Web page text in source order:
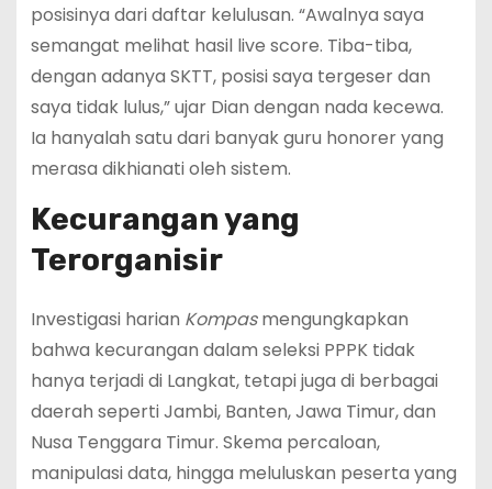
posisinya dari daftar kelulusan. “Awalnya saya
semangat melihat hasil live score. Tiba-tiba,
dengan adanya SKTT, posisi saya tergeser dan
saya tidak lulus,” ujar Dian dengan nada kecewa.
Ia hanyalah satu dari banyak guru honorer yang
merasa dikhianati oleh sistem.
Kecurangan yang
Terorganisir
Investigasi harian Kompasmengungkapkan
bahwa kecurangan dalam seleksi PPPK tidak
hanya terjadi di Langkat, tetapi juga di berbagai
daerah seperti Jambi, Banten, Jawa Timur, dan
Nusa Tenggara Timur. Skema percaloan,
manipulasi data, hingga meluluskan peserta yang